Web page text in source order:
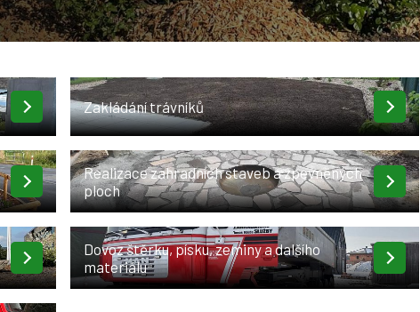
Zakládání trávníků
Realizace zahradních staveb a zpevněných
ploch
Dovoz štěrku, písku, zeminy a dalšího
materiálu